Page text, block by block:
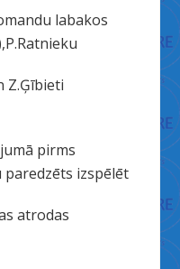
labakos
Z.Ģībieti
pirms
izspēlēt
atrodas